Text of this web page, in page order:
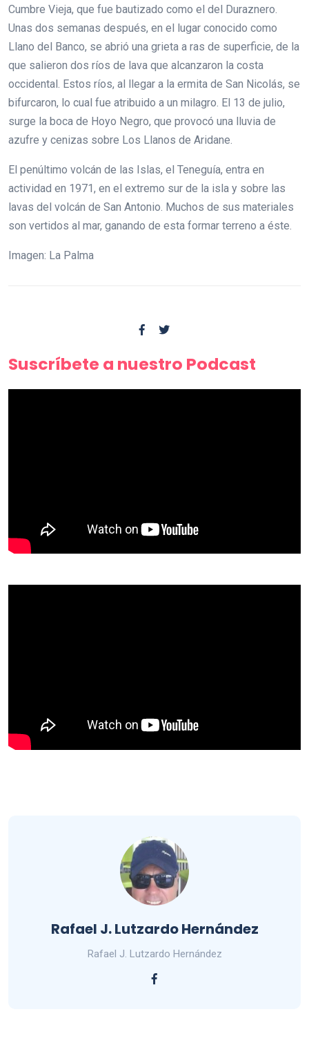
Cumbre Vieja, que fue bautizado como el del Duraznero.
Unas dos semanas después, en el lugar conocido como
Llano del Banco, se abrió una grieta a ras de superficie, de la
que salieron dos ríos de lava que alcanzaron la costa
occidental. Estos ríos, al llegar a la ermita de San Nicolás, se
bifurcaron, lo cual fue atribuido a un milagro. El 13 de julio,
surge la boca de Hoyo Negro, que provocó una lluvia de
azufre y cenizas sobre Los Llanos de Aridane.
El penúltimo volcán de las Islas, el Teneguía, entra en
actividad en 1971, en el extremo sur de la isla y sobre las
lavas del volcán de San Antonio. Muchos de sus materiales
son vertidos al mar, ganando de esta formar terreno a éste.
Imagen: La Palma
Suscríbete a nuestro Podcast
Rafael J. Lutzardo Hernández
Rafael J. Lutzardo Hernández